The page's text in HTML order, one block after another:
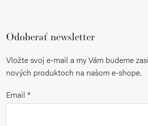
Odoberať newsletter
Vložte svoj e-mail a my Vám budeme
nových produktoch na našom e-shope.
Email